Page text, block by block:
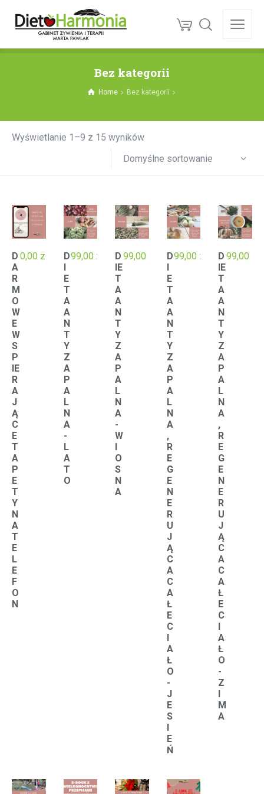
Bez kategorii
Home Bez kategorii
Wyświetlanie 1–9 z 15 wyników
Domyślne sortowanie
D
A
R
M
O
W
E
W
S
P
IE
R
A
J
Ą
C
E
T
A
P
E
T
Y
N
A
T
E
L
E
F
O
N
0,00 zł
D
E
T
A
A
N
T
Y
Z
A
P
A
L
N
A
-
L
A
T
O
99,00 zł
D
IE
T
A
A
N
T
Y
Z
A
P
A
L
N
A
-
W
O
S
N
A
99,00
D
E
T
A
A
N
T
Y
Z
A
P
A
L
N
A
,
R
E
G
E
N
E
R
U
J
Ą
C
A
C
A
Ł
E
C
A
Ł
O
-
J
E
S
E
Ń
99,00 zł
D
IE
T
A
A
N
T
Y
Z
A
P
A
L
N
A
,
R
E
G
E
N
E
R
U
J
Ą
C
A
C
A
Ł
E
C
A
Ł
O
-
Z
M
A
99,00